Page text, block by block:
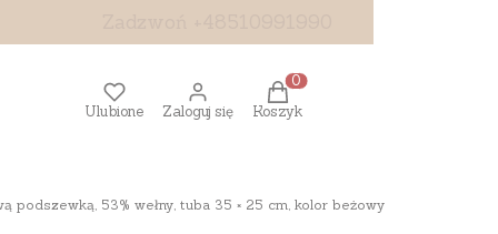
Ulubione Zaloguj się
Produkty w koszyku: 0.
Koszyk
podszewką, 53% wełny, tuba 35 × 25 cm, kolor beżowy